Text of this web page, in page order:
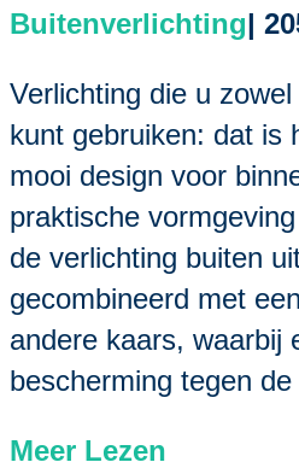
Buitenverlichting|
Verlichting die u
kunt gebruiken: dat is
mooi design voor
praktische
de verlichting buiten
gecombineerd met
andere kaars, waarbij
bescherming tegen
Meer Lezen